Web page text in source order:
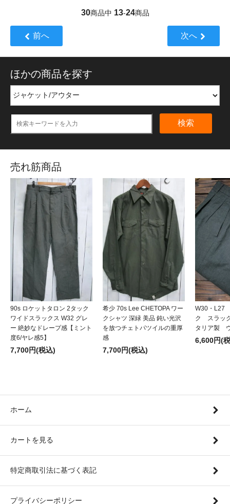
30商品中 13-24商品
前へ 次へ
ほかの商品を探す
検索
売れ筋商品
90s ロケットタロン 2タック
ワイドスラックス W32 グレ
ー 絶妙なドレープ感【ミント
度6/ヤレ感5】
7,700円(税込)
希少 70s Lee CHETOPA ワー
クシャツ 深緑 美品 鈍い光沢
を放つチェトパツイルの重厚
感
7,700円(税込)
W30・
ク スラッ
タリア製
6,600円(
ホーム
カートを見る
特定商取引法に基づく表記
プライバシーポリシー